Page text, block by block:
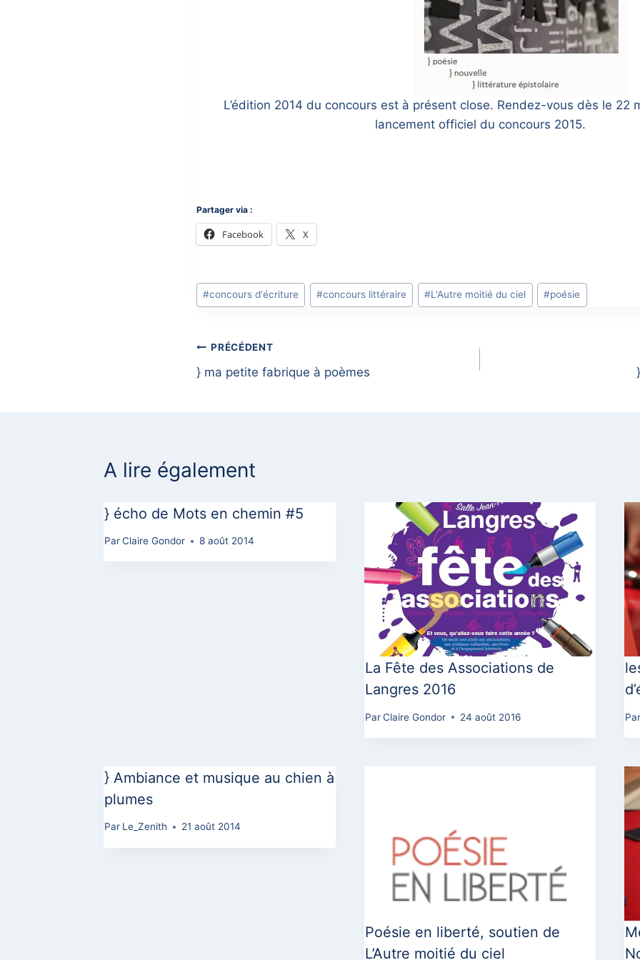
L’édition 2014 du concours est à présent close. Rendez-vous dès le 22
lancement officiel du concours 2015.
Partager via :
Facebook X
Post
Tags:
#concours d'écriture #concours littéraire #L'Autre moitié du ciel #poésie
Navigation
de
PRÉCÉDENT
} ma petite fabrique à poèmes
A lire également
} écho de Mots en chemin #5
Par Claire Gondor 8 août 2014
La Fête des Associations de
Langres 2016
Par Claire Gondor 24 août 2016
} Ambiance et musique au chien à
plumes
Par Le_Zenith 21 août 2014
Poésie en liberté, soutien de
L’Autre moitié du ciel